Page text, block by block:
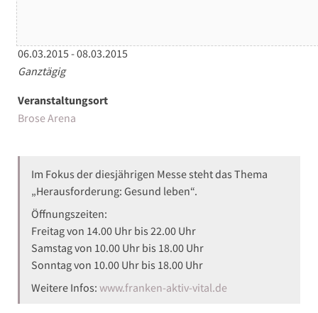
06.03.2015 - 08.03.2015
Ganztägig
Veranstaltungsort
Brose Arena
Im Fokus der diesjährigen Messe steht das Thema
„Herausforderung: Gesund leben“.
Öffnungszeiten:
Freitag von 14.00 Uhr bis 22.00 Uhr
Samstag von 10.00 Uhr bis 18.00 Uhr
Sonntag von 10.00 Uhr bis 18.00 Uhr
Weitere Infos: www.franken-aktiv-vital.de